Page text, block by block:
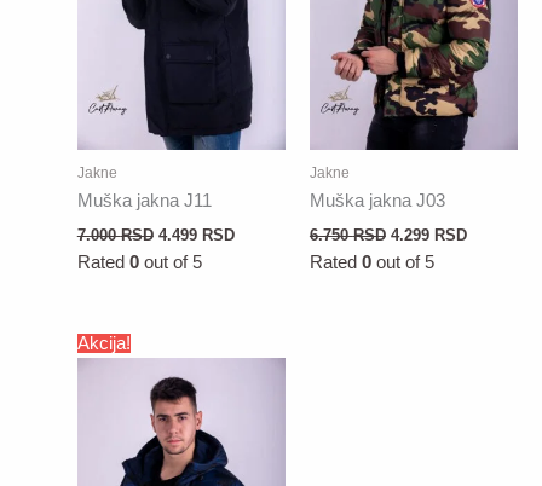
Jakne
Muška jakna J11
7.000RSD 4.499 RSD
Rated 0out of 5
Jakne
Muška jakna J03
6.750RSD 4.299 RSD
Rated 0out of 5
Akcija!